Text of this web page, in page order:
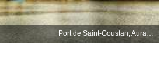
Port de Saint-Goustan, Auray, Bretagne